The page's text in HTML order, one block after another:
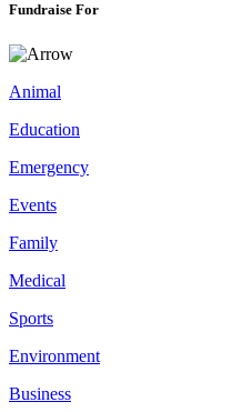
Fundraise For
Animal
Education
Emergency
Events
Family
Medical
Sports
Environment
Business